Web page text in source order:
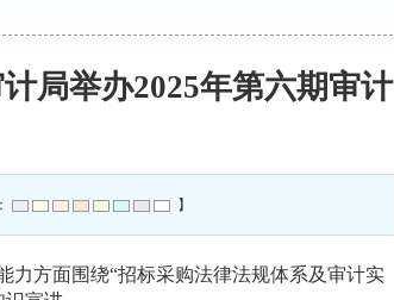
局举办2025年第六期审计
】
力方面围绕“招标采购法律法规体系及审计实